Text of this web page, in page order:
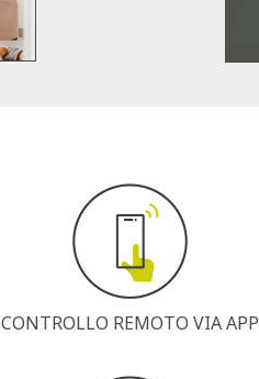
CONTROLLO REMOTO VIA APP